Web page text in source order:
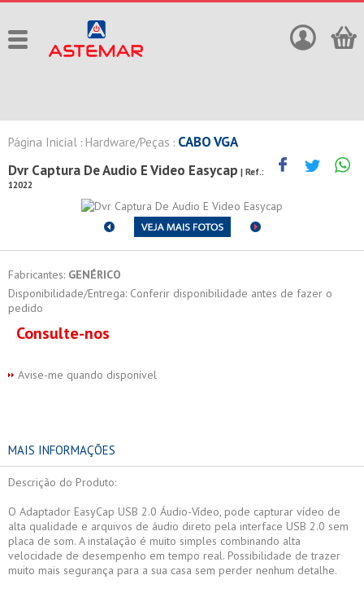
Página Inicial : Hardware/Peças : CABO VGA
Dvr Captura De Audio E Video Easycap | Ref.:
12022
Fabricantes: GENÉRICO
Disponibilidade/Entrega: Conferir disponibilidade antes de fazer o
pedido
Consulte-nos
Avise-me quando disponível
MAIS INFORMAÇÕES
Descrição do Produto:
O Adaptador EasyCap USB 2.0 Áudio-Vídeo, pode capturar vídeo de
alta qualidade e arquivos de áudio direto pela interface USB 2.0 sem
placa de som. A instalação é muito simples combinando alta
velocidade de desempenho em tempo real. Possibilidade de trazer
muito mais segurança para a sua casa sem perder nenhum detalhe.